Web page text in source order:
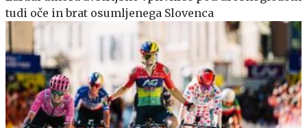
tudi oče in brat osumljenega Slovenca